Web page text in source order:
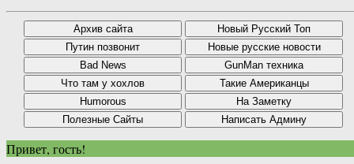
Привет, гость!